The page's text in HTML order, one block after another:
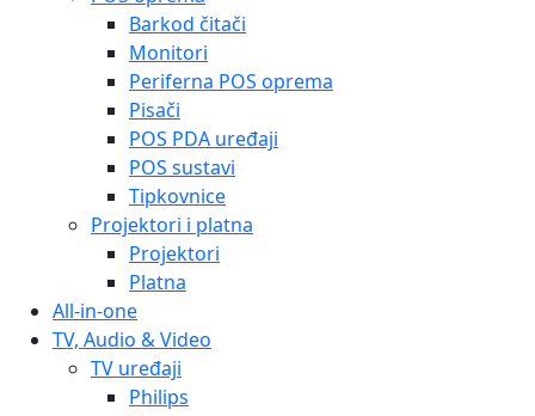
Barkod čitači
Monitori
Periferna POS oprema
Pisači
POS PDA uređaji
POS sustavi
Tipkovnice
Projektori i platna
Projektori
Platna
All-in-one
TV, Audio & Video
TV uređaji
Philips